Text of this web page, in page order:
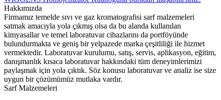
Hakkımızda
Firmamız temelde sıvı ve gaz kromatografisi sarf malzemeleri
satmak amacıyla yola çıkmış olsa da bu alanda kullanılan
kimyasallar ve temel laboratuvar cihazlarını da portföyünde
bulundurmakta ve geniş bir yelpazede marka çeşitliliği ile hizmet
vermektedir. Laboratuvar kurulumu, satış, servis, aplikasyon, eğitim,
danışmanlık kısaca laboratuvar hakkındaki tüm deneyimlerimizi
paylaşmak için yola çıktık. Söz konusu laboratuvar ve analiz ise size
uygun bir çözümümüz mutlaka vardır.
Sarf Malzemeleri